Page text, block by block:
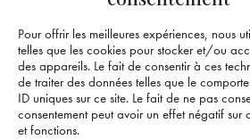
Pour offrir les meilleures expériences, nous
telles que les cookies pour stocker et/ou
des appareils. Le fait de consentir à ces
de traiter des données telles que le
ID uniques sur ce site. Le fait de ne pas
consentement peut avoir un effet négatif sur
et fonctions.
ME JOINDRE
06 84 48 58